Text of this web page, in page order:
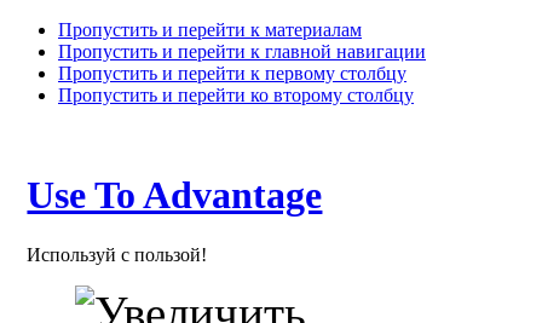
Пропустить и перейти к материалам
Пропустить и перейти к главной навигации
Пропустить и перейти к первому столбцу
Пропустить и перейти ко второму столбцу
Use To Advantage
Используй с пользой!